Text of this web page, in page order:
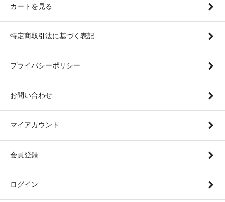
カートを見る
特定商取引法に基づく表記
プライバシーポリシー
お問い合わせ
マイアカウント
会員登録
ログイン